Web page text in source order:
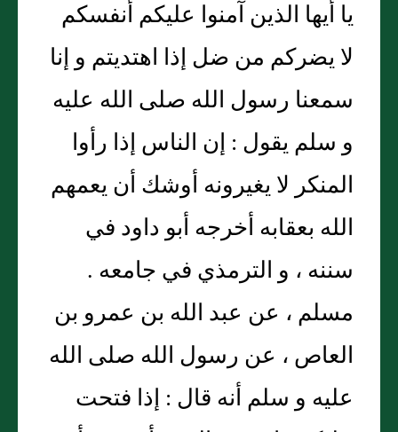
يا أيها الذين آمنوا عليكم أنفسكم
لا يضركم من ضل إذا اهتديتم و إنا
سمعنا رسول الله صلى الله عليه
و سلم يقول : إن الناس إذا رأوا
المنكر لا يغيرونه أوشك أن يعمهم
الله بعقابه أخرجه أبو داود في
سننه ، و الترمذي في جامعه .
مسلم ، عن عبد الله بن عمرو بن
العاص ، عن رسول الله صلى الله
عليه و سلم أنه قال : إذا فتحت